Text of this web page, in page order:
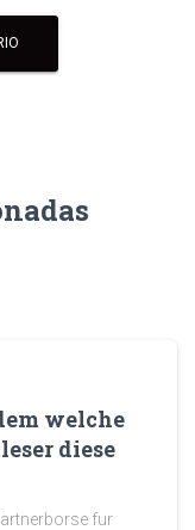
welche
diese
fur